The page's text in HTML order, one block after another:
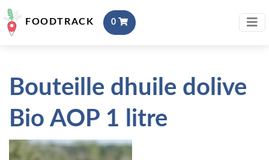
FOODTRACK 0
Bouteille dhuile dolive
Bio AOP 1 litre